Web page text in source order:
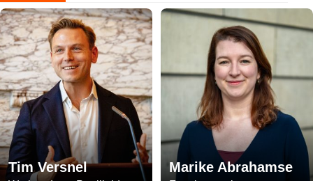
Tim Versnel Marike Abrahamse